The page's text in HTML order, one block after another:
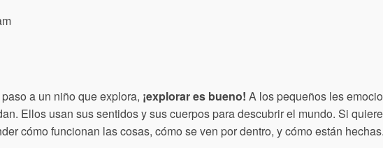
a un niño que explora, ¡explorar es bueno! A los pequeños les
Ellos usan sus sentidos y sus cuerpos para descubrir el mundo. Si
cómo funcionan las cosas, cómo se ven por dentro, y cómo están hechas.